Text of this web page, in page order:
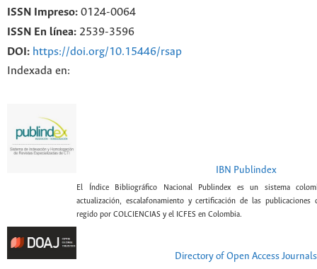
ISSN Impreso: 0124-0064
ISSN En línea: 2539-3596
DOI: https://doi.org/10.15446/rsap
Indexada en:
IBN Publindex
El Índice Bibliográfico Nacional Publindex es un sistema
actualización, escalafonamiento y certificación de las publicaciones
regido por COLCIENCIAS y el ICFES en Colombia.
Directory of Open Access Journals